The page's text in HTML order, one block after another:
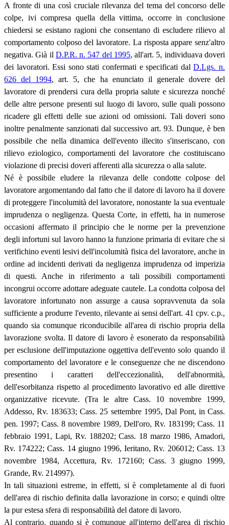
A fronte di una così cruciale rilevanza del tema del concorso delle
colpe, ivi compresa quella della vittima, occorre in conclusione
chiedersi se esistano ragioni che consentano di escludere rilievo al
comportamento colposo del lavoratore. La risposta appare senz'altro
negativa. Già il D.P.R. n. 547 del 1995, all'art. 5, individuava doveri
dei lavoratori. Essi sono stati confermati e specificati dalD.Lgs. n.
626 del 1994, art. 5, che ha enunciato il generale dovere del
lavoratore di prendersi cura della propria salute e sicurezza nonché
delle altre persone presenti sul luogo di lavoro, sulle quali possono
ricadere gli effetti delle sue azioni od omissioni. Tali doveri sono
inoltre penalmente sanzionati dal successivo art. 93. Dunque, è ben
possibile che nella dinamica dell'evento illecito s'inseriscano, con
rilievo eziologico, comportamenti del lavoratore che costituiscano
violazione di precisi doveri afferenti alla sicurezza o alla salute.
Né è possibile eludere la rilevanza delle condotte colpose del
lavoratore argomentando dal fatto che il datore di lavoro ha il dovere
di proteggere l'incolumità del lavoratore, nonostante la sua eventuale
imprudenza o negligenza. Questa Corte, in effetti, ha in numerose
occasioni affermato il principio che le norme per la prevenzione
degli infortuni sul lavoro hanno la funzione primaria di evitare che si
verifichino eventi lesivi dell'incolumità fisica del lavoratore, anche in
ordine ad incidenti derivati da negligenza imprudenza od imperizia
di questi. Anche in riferimento a tali possibili comportamenti
incongrui occorre adottare adeguate cautele. La condotta colposa del
lavoratore infortunato non assurge a causa sopravvenuta da sola
sufficiente a produrre l'evento, rilevante ai sensi dell'art. 41 cpv. c.p.,
quando sia comunque riconducibile all'area di rischio propria della
lavorazione svolta. Il datore di lavoro è esonerato da responsabilità
per esclusione dell'imputazione oggettiva dell'evento solo quando il
comportamento del lavoratore e le conseguenze che ne discendono
presentino i caratteri dell'eccezionalità, dell'abnormità,
dell'esorbitanza rispetto al procedimento lavorativo ed alle direttive
organizzative ricevute. (Tra le altre Cass. 10 novembre 1999,
Addesso, Rv. 183633; Cass. 25 settembre 1995, Dal Pont, in Cass.
pen. 1997; Cass. 8 novembre 1989, Dell'oro, Rv. 183199; Cass. 11
febbraio 1991, Lapi, Rv. 188202; Cass. 18 marzo 1986, Amadori,
Rv. 174222; Cass. 14 giugno 1996, Ieritano, Rv. 206012; Cass. 13
novembre 1984, Accettura, Rv. 172160; Cass. 3 giugno 1999,
Grande, Rv. 214997).
In tali situazioni estreme, in effetti, si è completamente al di fuori
dell'area di rischio definita dalla lavorazione in corso; e quindi oltre
la pur estesa sfera di responsabilità del datore di lavoro.
Al contrario, quando si è comunque all'interno dell'area di rischio